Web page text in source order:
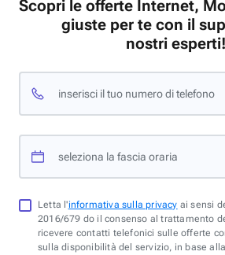
Scopri le offerte Internet,
giuste per te con il
nostri esperti!
inserisci il tuo numero di telefono
seleziona la fascia oraria
Letta l'informativa sulla privacy ai sensi
2016/679 do il consenso al trattamento
ricevere contatti telefonici sulle offerte
sulla disponibilità del servizio, in base